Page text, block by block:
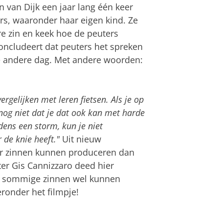
Dijk een jaar lang één keer
waaronder haar eigen kind. Ze
zin en keek hoe de peuters
dat peuters het spreken
dag. Met andere woorden:
met leren fietsen. Als je op
niet dat je dat ook kan met harde
een storm, kun je niet
de knie heeft." Uit nieuw
zinnen kunnen produceren dan
Gis Cannizzaro deed hier
zinnen wel kunnen
het filmpje!